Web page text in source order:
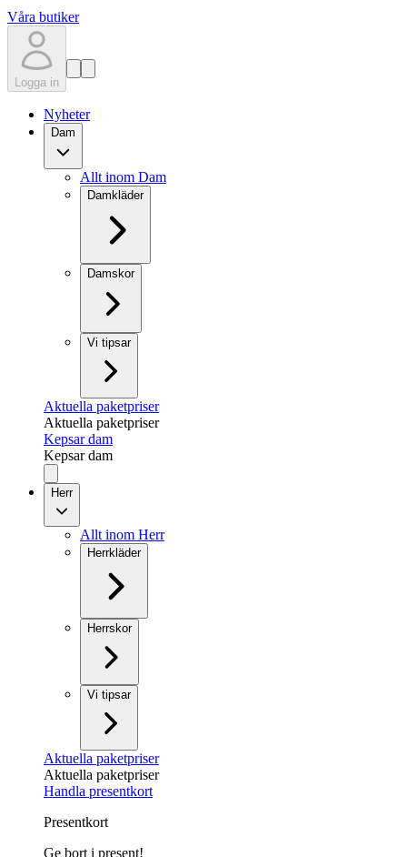
Våra butiker
Logga in
Nyheter
Dam
Allt inom Dam
Damkläder
Damskor
Vi tipsar
Aktuella paketpriser
Aktuella paketpriser
Kepsar dam
Kepsar dam
Herr
Allt inom Herr
Herrkläder
Herrskor
Vi tipsar
Aktuella paketpriser
Aktuella paketpriser
Handla presentkort
Presentkort
Ge bort i present!